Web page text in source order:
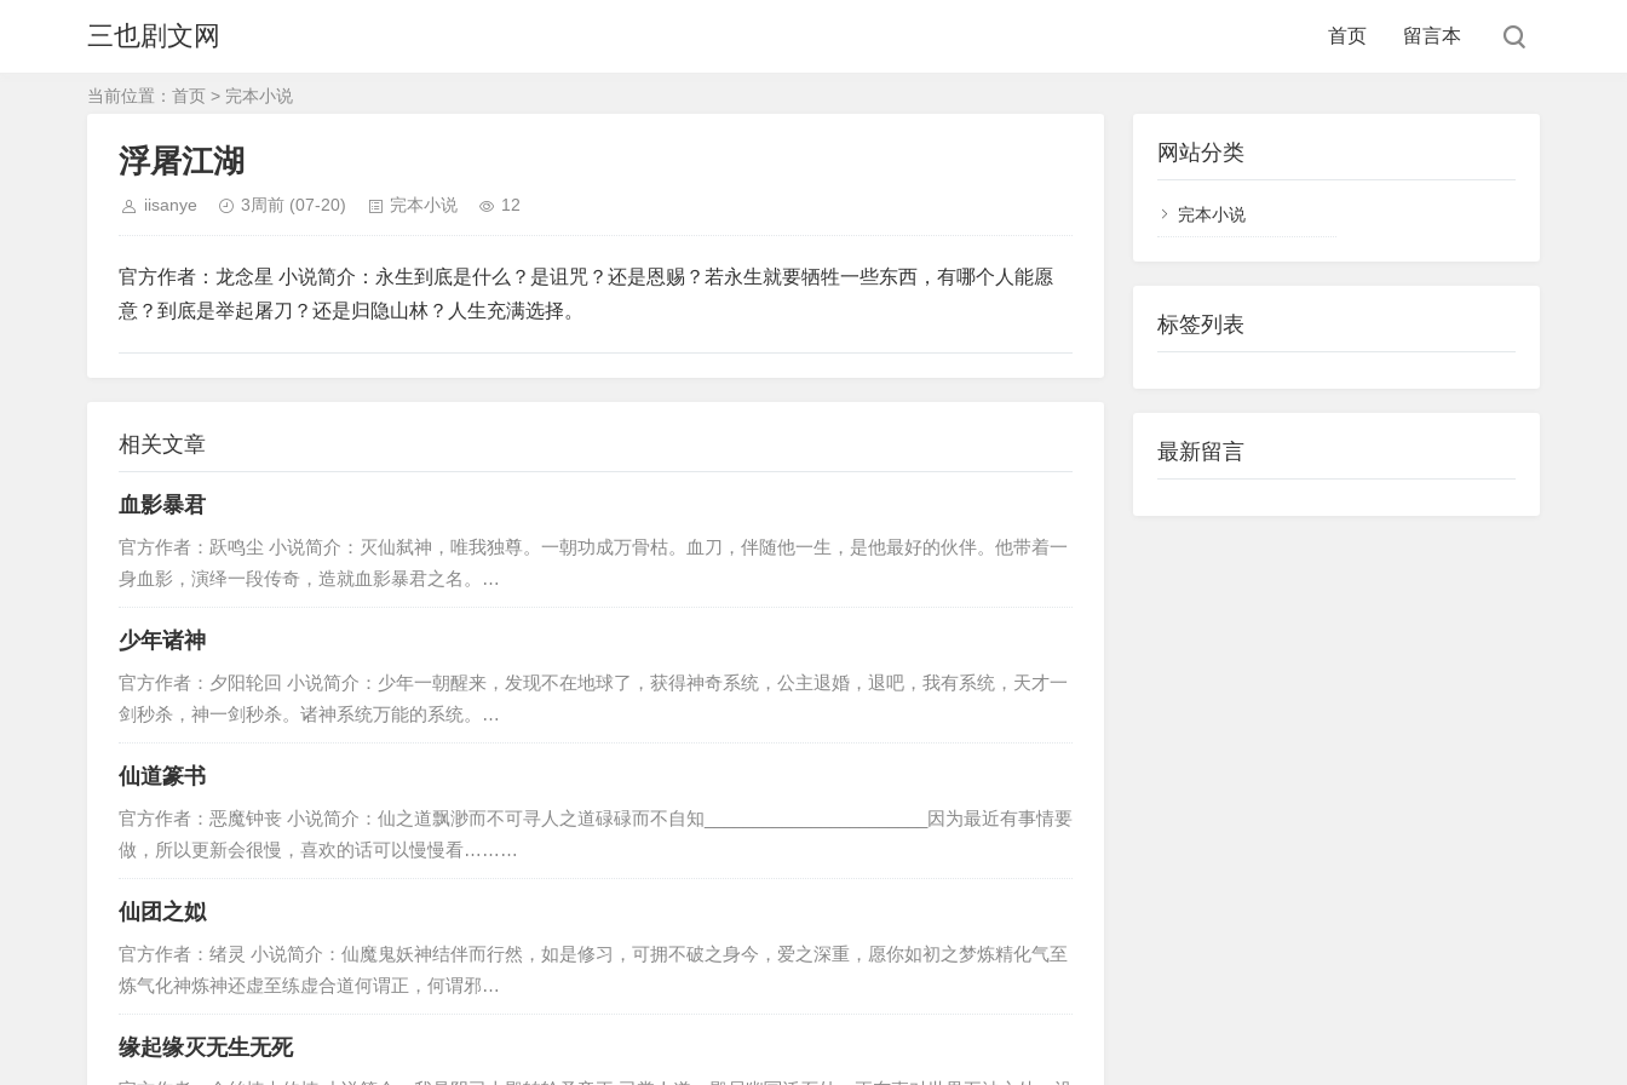
三也剧文网 首页 留言本
当前位置： 首页 > 完本小说
浮屠江湖
iisanye 3周前 (07-20) 完本小说 12
官方作者：龙念星 小说简介：永生到底是什么？是诅咒？还是恩赐？若永生就要牺牲一些东西，有哪个人能愿
意？到底是举起屠刀？还是归隐山林？人生充满选择。
相关文章
血影暴君
官方作者：跃鸣尘 小说简介：灭仙弑神，唯我独尊。一朝功成万骨枯。血刀，伴随他一生，是他最好的伙伴。他带着一
身血影，演绎一段传奇，造就血影暴君之名。…
少年诸神
官方作者：夕阳轮回 小说简介：少年一朝醒来，发现不在地球了，获得神奇系统，公主退婚，退吧，我有系统，天才一
剑秒杀，神一剑秒杀。诸神系统万能的系统。…
仙道篆书
官方作者：恶魔钟丧 小说简介：仙之道飘渺而不可寻人之道碌碌而不自知_______________________因为最近有事情要
做，所以更新会很慢，喜欢的话可以慢慢看………
仙团之姒
官方作者：绪灵 小说简介：仙魔鬼妖神结伴而行然，如是修习，可拥不破之身今，爱之深重，愿你如初之梦炼精化气至
炼气化神炼神还虚至练虚合道何谓正，何谓邪…
缘起缘灭无生无死
网站分类
完本小说
标签列表
最新留言